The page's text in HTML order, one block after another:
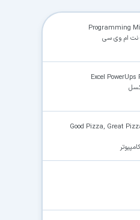
Programming
نت ام وی سی
Excel
Good Pizza, Great